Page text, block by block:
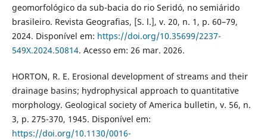
geomorfológico da sub-bacia do rio Seridó, no semiárido
brasileiro. Revista Geografias, [S. l.], v. 20, n. 1, p. 60–79,
2024. Disponível em: https://doi.org/10.35699/2237-
549X.2024.50814. Acesso em: 26 mar. 2026.
HORTON, R. E. Erosional development of streams and their
drainage basins; hydrophysical approach to quantitative
morphology. Geological society of America bulletin, v. 56, n.
3, p. 275-370, 1945. Disponível em:
https://doi.org/10.1130/0016-